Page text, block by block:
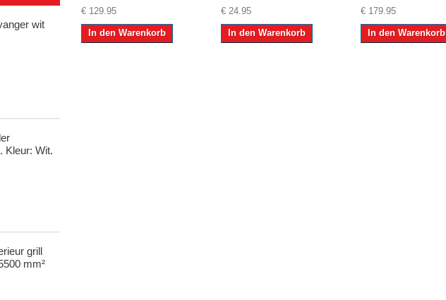
wit
Kleur: Wit.
grill
mm²
€ 129.95
In den Warenkorb
€ 24.95
In den Warenkorb
€ 179.95
In den Warenkorb